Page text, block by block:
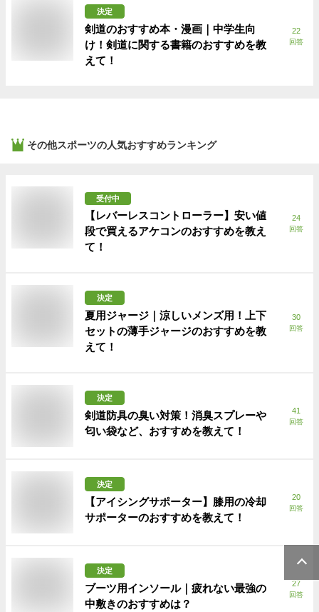
決定
剣道のおすすめ本・漫画｜中学生向
け！剣道に関する書籍のおすすめを教
えて！
22
回答
その他スポーツの人気おすすめランキング
受付中
【レバーレスコントローラー】安い値
段で買えるアケコンのおすすめを教え
て！
24
回答
決定
夏用ジャージ｜涼しいメンズ用！上下
セットの薄手ジャージのおすすめを教
えて！
30
回答
決定
剣道防具の臭い対策！消臭スプレーや
匂い袋など、おすすめを教えて！
41
回答
決定
【アイシングサポーター】膝用の冷却
サポーターのおすすめを教えて！
20
回答
決定
ブーツ用インソール｜疲れない最強の
中敷きのおすすめは？
27
回答